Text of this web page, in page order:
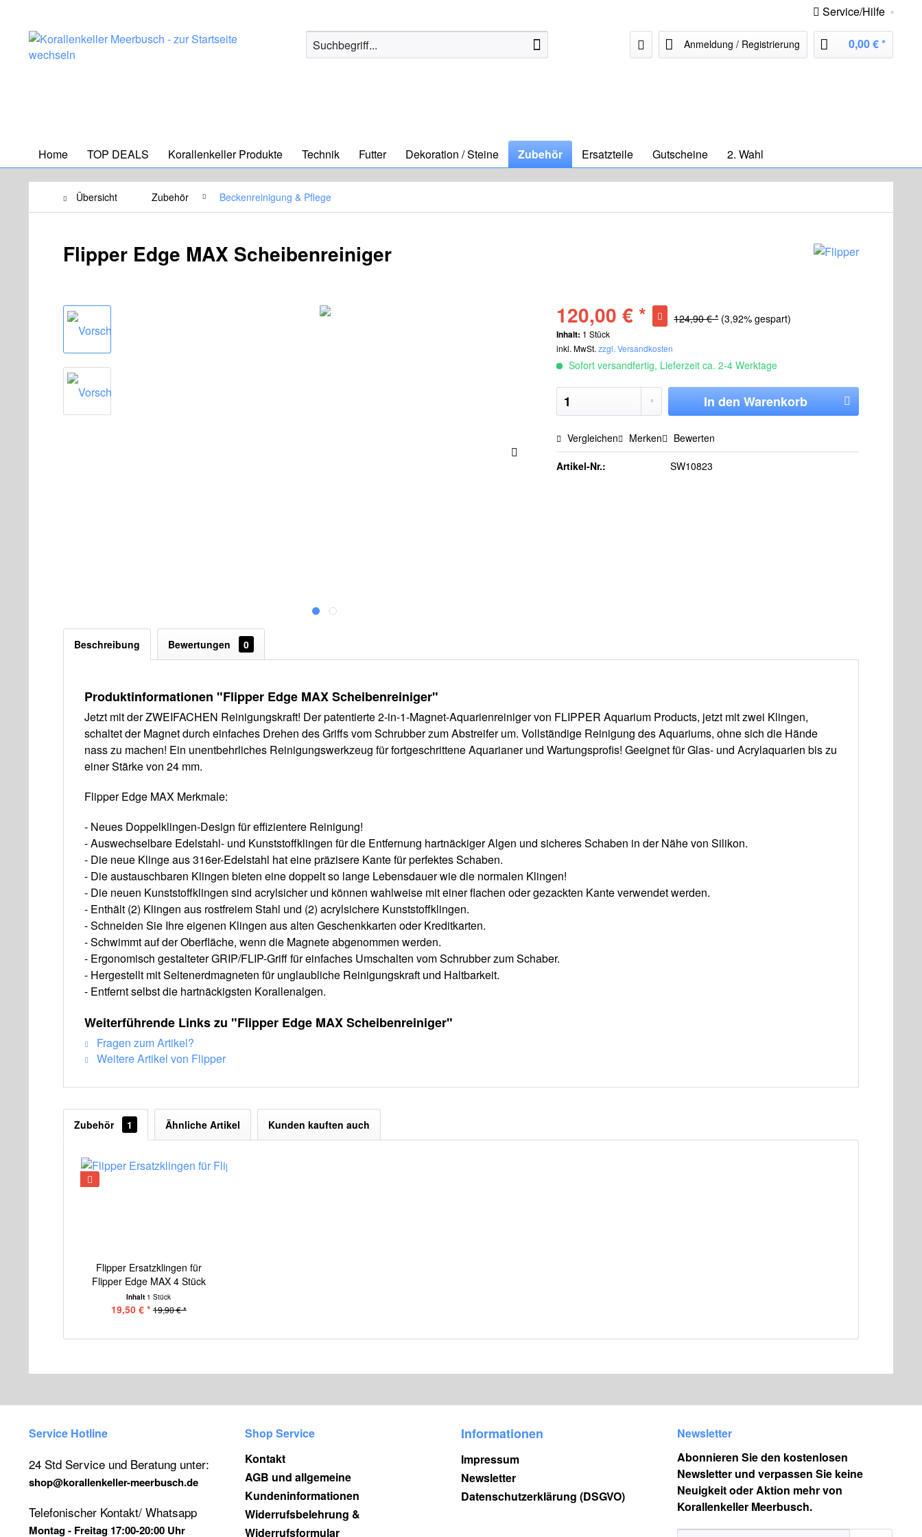
Service/Hilfe
Anmeldung / Registrierung 0,00 € *
Home TOP DEALS Korallenkeller Produkte Technik Futter Dekoration / Steine Zubehör Ersatzteile Gutscheine 2. Wahl
Übersicht Zubehör Beckenreinigung & Pflege
Flipper Edge MAX Scheibenreiniger
120,00 € * 124,90 € * (3,92% gespart)
Inhalt: 1 Stück
inkl. MwSt.zzgl. Versandkosten
Sofort versandfertig, Lieferzeit ca. 2-4 Werktage
In den Warenkorb
Vergleichen Merken Bewerten
Artikel-Nr.: SW10823
Beschreibung Bewertungen 0
Produktinformationen "Flipper Edge MAX Scheibenreiniger"
Jetzt mit der ZWEIFACHEN Reinigungskraft! Der patentierte 2-in-1-Magnet-Aquarienreiniger von FLIPPER Aquarium Products, jetzt mit zwei Klingen,
schaltet der Magnet durch einfaches Drehen des Griffs vom Schrubber zum Abstreifer um. Vollständige Reinigung des Aquariums, ohne sich die Hände
nass zu machen! Ein unentbehrliches Reinigungswerkzeug für fortgeschrittene Aquarianer und Wartungsprofis! Geeignet für Glas- und Acrylaquarien bis zu
einer Stärke von 24 mm.
Flipper Edge MAX Merkmale:
- Neues Doppelklingen-Design für effizientere Reinigung!
- Auswechselbare Edelstahl- und Kunststoffklingen für die Entfernung hartnäckiger Algen und sicheres Schaben in der Nähe von Silikon.
- Die neue Klinge aus 316er-Edelstahl hat eine präzisere Kante für perfektes Schaben.
- Die austauschbaren Klingen bieten eine doppelt so lange Lebensdauer wie die normalen Klingen!
- Die neuen Kunststoffklingen sind acrylsicher und können wahlweise mit einer flachen oder gezackten Kante verwendet werden.
- Enthält (2) Klingen aus rostfreiem Stahl und (2) acrylsichere Kunststoffklingen.
- Schneiden Sie Ihre eigenen Klingen aus alten Geschenkkarten oder Kreditkarten.
- Schwimmt auf der Oberfläche, wenn die Magnete abgenommen werden.
- Ergonomisch gestalteter GRIP/FLIP-Griff für einfaches Umschalten vom Schrubber zum Schaber.
- Hergestellt mit Seltenerdmagneten für unglaubliche Reinigungskraft und Haltbarkeit.
- Entfernt selbst die hartnäckigsten Korallenalgen.
Weiterführende Links zu "Flipper Edge MAX Scheibenreiniger"
Fragen zum Artikel?
Weitere Artikel von Flipper
Zubehör 1 Ähnliche Artikel Kunden kauften auch
Flipper Ersatzklingen für
Flipper Edge MAX 4 Stück
Inhalt 1 Stück
19,50 € * 19,90 € *
Service Hotline
24 Std Service und Beratung unter:
shop@korallenkeller-meerbusch.de
Telefonischer Kontakt/ Whatsapp
Montag - Freitag 17:00-20:00 Uhr
Shop Service
Kontakt
AGB und allgemeine
Kundeninformationen
Widerrufsbelehrung &
Widerrufsformular
Informationen
Impressum
Newsletter
Datenschutzerklärung (DSGVO)
Newsletter
Abonnieren Sie den kostenlosen
Newsletter und verpassen Sie keine
Neuigkeit oder Aktion mehr von
Korallenkeller Meerbusch.